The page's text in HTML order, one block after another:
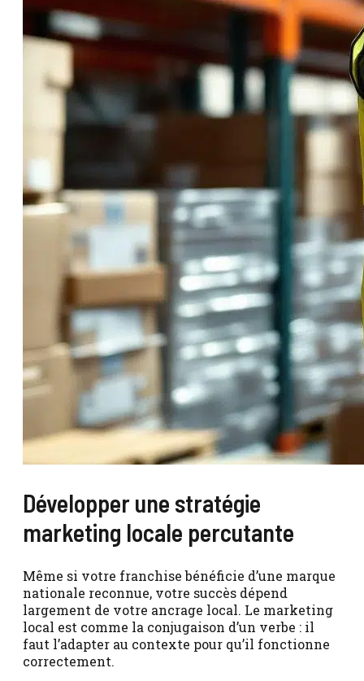
Développer une stratégie
marketing locale percutante
Même si votre franchise bénéficie d’une marque
nationale reconnue, votre succès dépend
largement de votre ancrage local. Le marketing
local est comme la conjugaison d’un verbe : il
faut l’adapter au contexte pour qu’il fonctionne
correctement.